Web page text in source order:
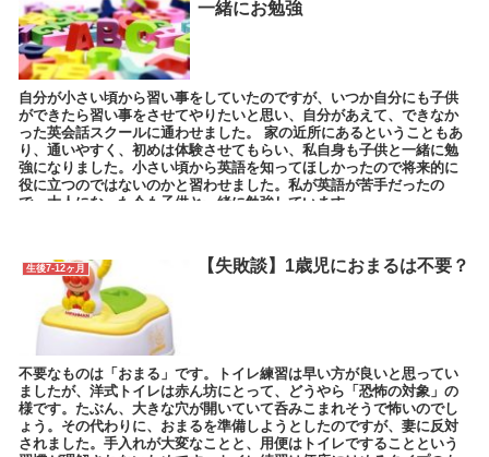
一緒にお勉強
自分が小さい頃から習い事をしていたのですが、いつか自分にも子供
ができたら習い事をさせてやりたいと思い、自分があえて、できなか
った英会話スクールに通わせました。 家の近所にあるということもあ
り、通いやすく、初めは体験させてもらい、私自身も子供と一緒に勉
強になりました。小さい頃から英語を知ってほしかったので将来的に
役に立つのではないのかと習わせました。私が英語が苦手だったの
で、大人になった今も子供と一緒に勉強しています。
生後7-12ヶ月 【失敗談】1歳児におまるは不要？
不要なものは「おまる」です。トイレ練習は早い方が良いと思ってい
ましたが、洋式トイレは赤ん坊にとって、どうやら「恐怖の対象」の
様です。たぶん、大きな穴が開いていて呑みこまれそうで怖いのでし
ょう。その代わりに、おまるを準備しようとしたのですが、妻に反対
されました。手入れが大変なことと、用便はトイレですることという